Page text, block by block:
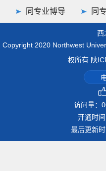
同专业博导 同
西
Copyright 2020 Northwest
权所有 陕
访问量：
开通时间
最后更新时